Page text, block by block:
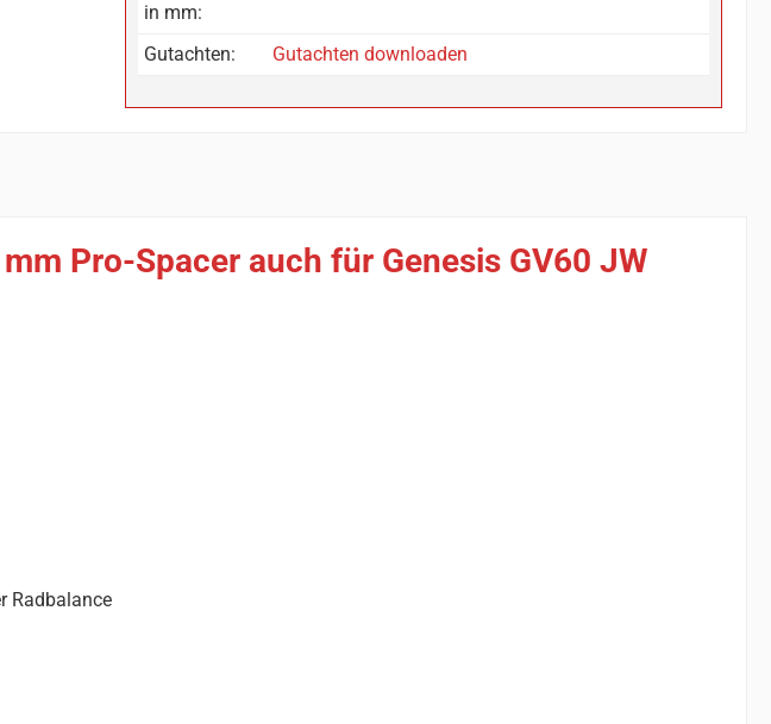
in mm:
Gutachten: Gutachten downloaden
Pro-Spacer auch für Genesis GV60 JW
Radbalance